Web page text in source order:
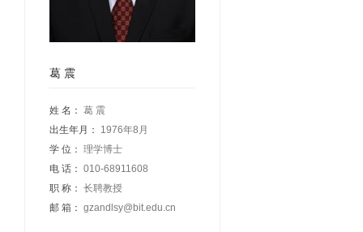
葛 震
姓 名： 葛 震
出生年月：
1976年8月
学 位： 理学博士
电 话： 010-68911608
职 称： 长聘教授
邮 箱： gzandlsy@bit.edu.cn